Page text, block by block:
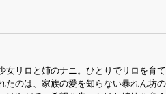
リロと姉のナニ。ひとりでリロを育
のは、家族の愛を知らない暴れん坊